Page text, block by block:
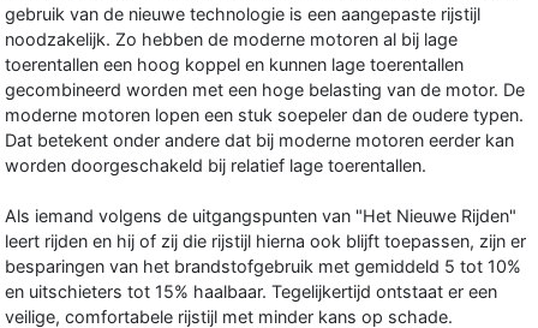
gebruik van de nieuwe technologie is een aangepaste rijstijl
noodzakelijk. Zo hebben de moderne motoren al bij lage
toerentallen een hoog koppel en kunnen lage toerentallen
gecombineerd worden met een hoge belasting van de motor. De
moderne motoren lopen een stuk soepeler dan de oudere typen.
Dat betekent onder andere dat bij moderne motoren eerder kan
worden doorgeschakeld bij relatief lage toerentallen.
Als iemand volgens de uitgangspunten van "Het Nieuwe Rijden"
leert rijden en hij of zij die rijstijl hierna ook blijft toepassen, zijn er
besparingen van het brandstofgebruik met gemiddeld 5 tot 10%
en uitschieters tot 15% haalbaar. Tegelijkertijd ontstaat er een
veilige, comfortabele rijstijl met minder kans op schade.